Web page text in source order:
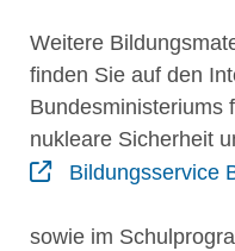
Weitere
finden Sie auf den
Bundesministeriums
nukleare Sicherheit
Bildungsservice
sowie im